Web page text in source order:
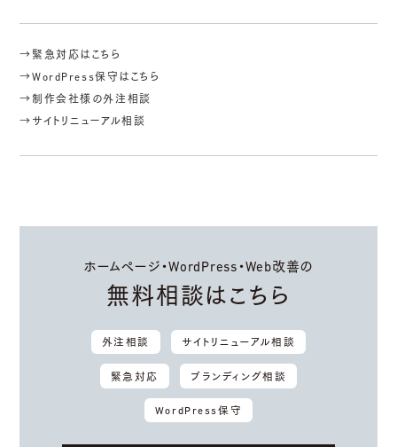
→緊急対応はこちら
→WordPress保守はこちら
→制作会社様の外注相談
→サイトリニューアル相談
ホームページ・WordPress・Web改善の
無料相談はこちら
外注相談 サイトリニューアル相談
緊急対応 ブランディング相談
WordPress保守